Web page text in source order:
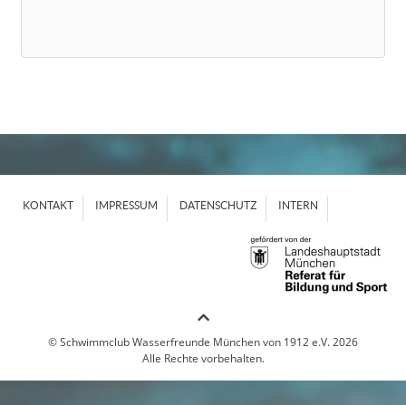
KONTAKT IMPRESSUM DATENSCHUTZ INTERN
© Schwimmclub Wasserfreunde München von 1912 e.V. 2026
Alle Rechte vorbehalten.